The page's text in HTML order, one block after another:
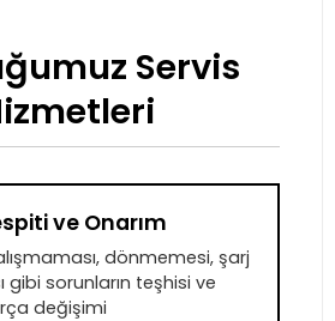
Servis
ve Onarım
dönmemesi, şarj
gibi sorunların teşhisi ve
değişimi